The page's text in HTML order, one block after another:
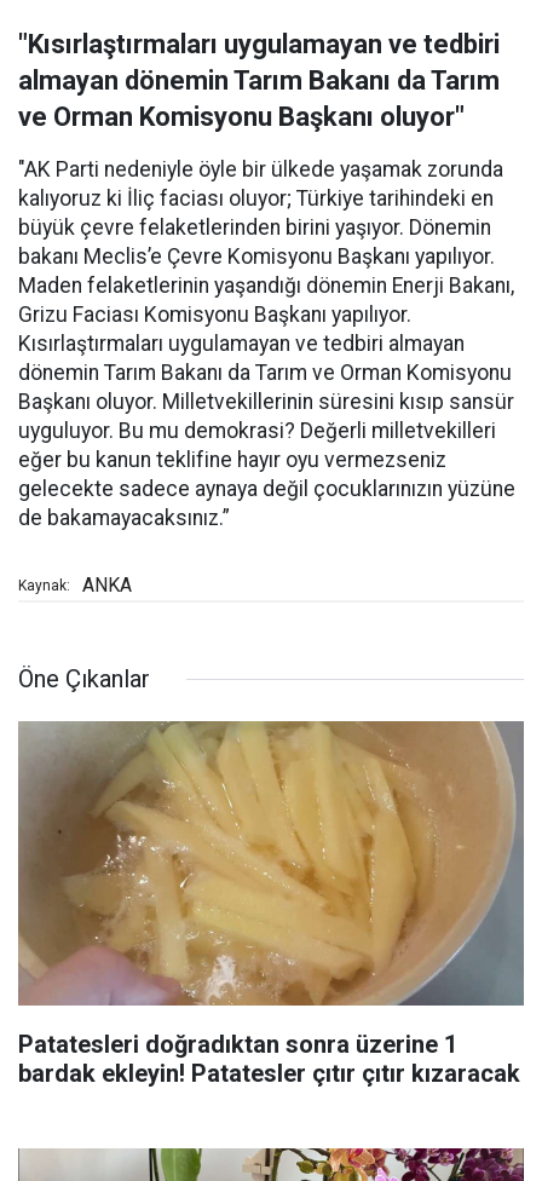
"Kısırlaştırmaları uygulamayan ve tedbiri
almayan dönemin Tarım Bakanı da Tarım
ve Orman Komisyonu Başkanı oluyor"
"AK Parti nedeniyle öyle bir ülkede yaşamak zorunda
kalıyoruz ki İliç faciası oluyor; Türkiye tarihindeki en
büyük çevre felaketlerinden birini yaşıyor. Dönemin
bakanı Meclis’e Çevre Komisyonu Başkanı yapılıyor.
Maden felaketlerinin yaşandığı dönemin Enerji Bakanı,
Grizu Faciası Komisyonu Başkanı yapılıyor.
Kısırlaştırmaları uygulamayan ve tedbiri almayan
dönemin Tarım Bakanı da Tarım ve Orman Komisyonu
Başkanı oluyor. Milletvekillerinin süresini kısıp sansür
uyguluyor. Bu mu demokrasi? Değerli milletvekilleri
eğer bu kanun teklifine hayır oyu vermezseniz
gelecekte sadece aynaya değil çocuklarınızın yüzüne
de bakamayacaksınız.”
Kaynak: ANKA
Öne Çıkanlar
Patatesleri doğradıktan sonra üzerine 1
bardak ekleyin! Patatesler çıtır çıtır kızaracak